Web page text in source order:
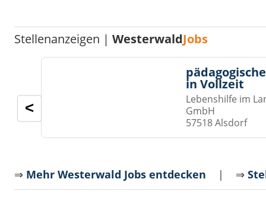
Stellenanzeigen |WesterwaldJobs
in Vollzeit
Lebenshilfe im
GmbH
57518 Alsdorf
<
⇒ Mehr Westerwald Jobs entdecken | ⇒